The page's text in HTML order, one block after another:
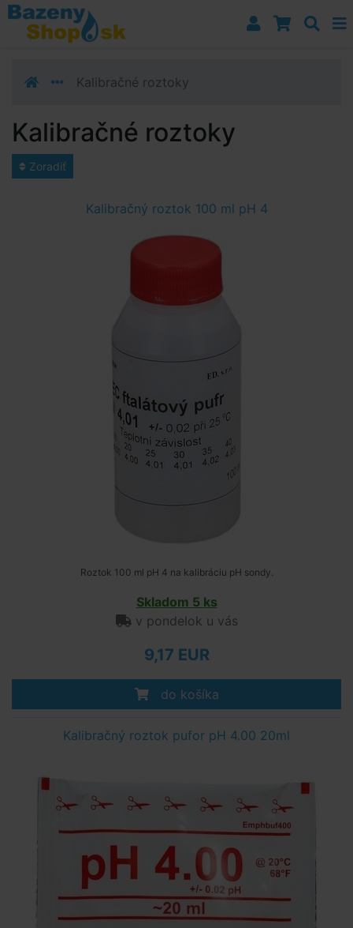
Prejsť k navigácii
Prejsť na obsah
Prejsť k bočnému stĺpci
Kalibračné roztoky
Kalibračné roztoky
Zoradiť
Kalibračný roztok 100 ml pH 4
Roztok 100 ml pH 4 na kalibráciu pH sondy.
Skladom 5 ks
v pondelok u vás
9,17 EUR
do košíka
Kalibračný roztok pufor pH 4.00 20ml